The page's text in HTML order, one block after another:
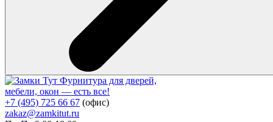
Фурнитура для дверей,
мебели, окон — есть все!
+7 (495) 725 66 67 (офис)
zakaz@zamkitut.ru